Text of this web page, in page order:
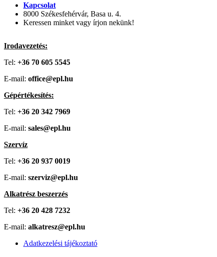
Kapcsolat
8000 Székesfehérvár, Basa u. 4.
Keressen minket vagy írjon nekünk!
Irodavezetés:
Tel: +36 70 605 5545
E-mail: office@epl.hu
Gépértékesítés:
Tel: +36 20 342 7969
E-mail: sales@epl.hu
Szervíz
Tel: +36 20 937 0019
E-mail: szerviz@epl.hu
Alkatrész beszerzés
Tel: +36 20 428 7232
E-mail: alkatresz@epl.hu
Adatkezelési tájékoztató